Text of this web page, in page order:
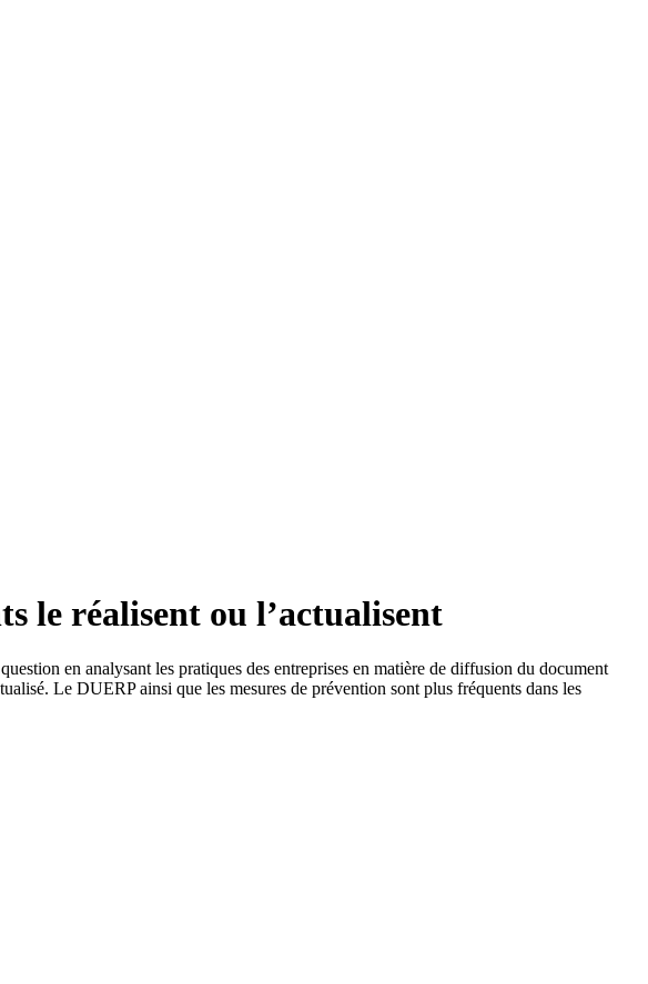
le réalisent ou l’actualisent
en analysant les pratiques des entreprises en matière de diffusion du document
Le DUERP ainsi que les mesures de prévention sont plus fréquents dans les